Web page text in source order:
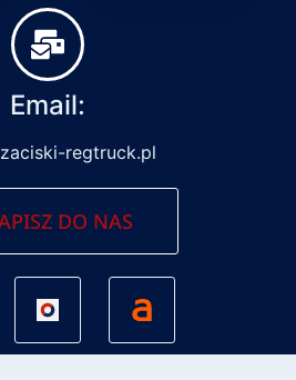
Email:
regtruck.pl
DO NAS